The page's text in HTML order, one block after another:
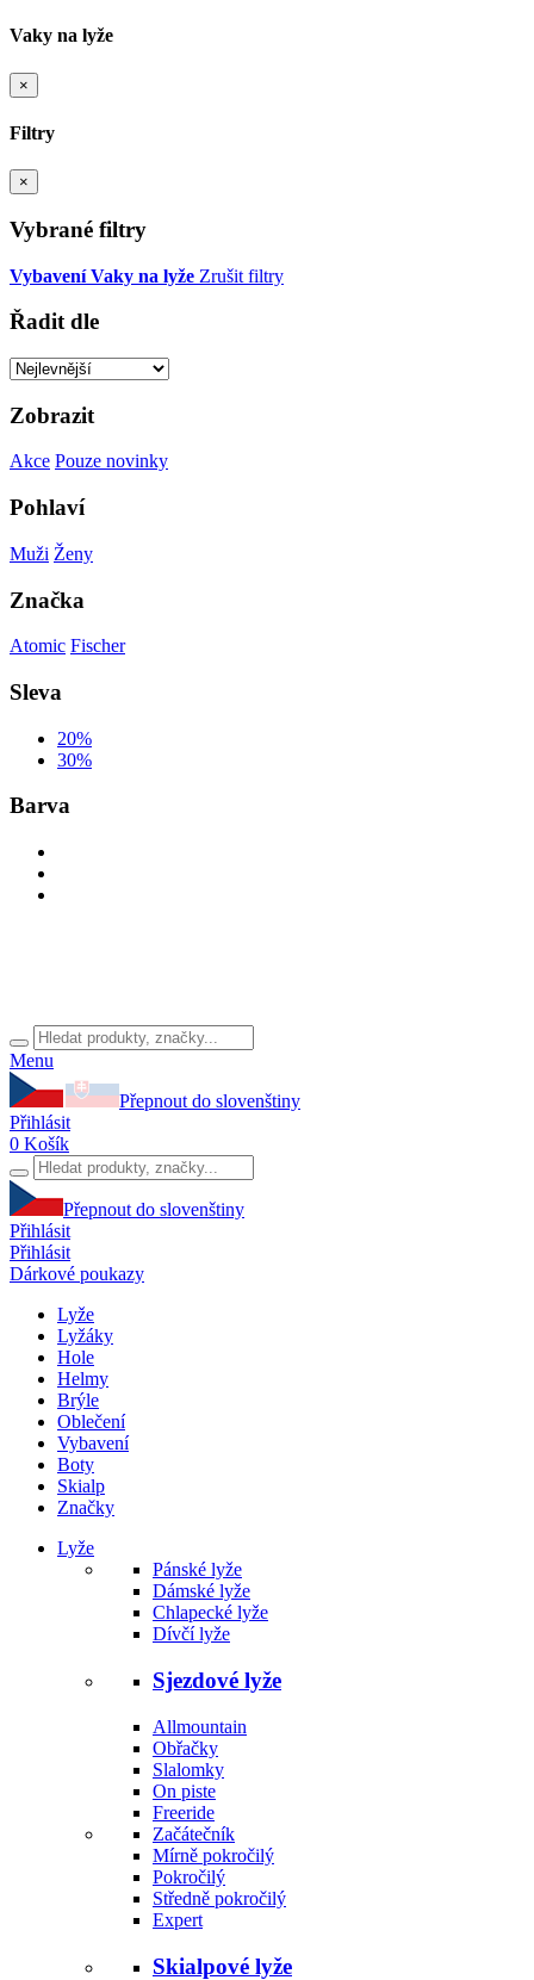
Vaky na lyže
×
Filtry
×
Vybrané filtry
Vybavení Vaky na lyže Zrušit filtry
Řadit dle
Zobrazit
Akce Pouze novinky
Pohlaví
Muži Ženy
Značka
Atomic Fischer
Sleva
20%
30%
Barva
Menu
Přepnout do slovenštiny
Přihlásit
0 Košík
Přepnout do slovenštiny
Přihlásit
Přihlásit
Dárkové poukazy
Lyže
Lyžáky
Hole
Helmy
Brýle
Oblečení
Vybavení
Boty
Skialp
Značky
Lyže
Pánské lyže
Dámské lyže
Chlapecké lyže
Dívčí lyže
Sjezdové lyže
Allmountain
Obřačky
Slalomky
On piste
Freeride
Začátečník
Mírně pokročilý
Pokročilý
Středně pokročilý
Expert
Skialpové lyže